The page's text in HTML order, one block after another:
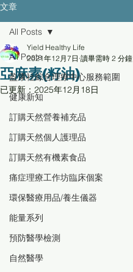
文章
All Posts
盈康社綜合理療中心服務範圍
健康新知
訂購天然營養補充品
訂購天然個人護理品
訂購天然有機素食品
痛症理療工作坊臨床個案
環保醫療用品/養生儀器
能量系列
預防醫學檢測
自然醫學
All Posts
亞麻素(籽油)
Yield Healthy Life
2021年12月7日 讀畢需時 2 分鐘
已更新： 2025年12月18日